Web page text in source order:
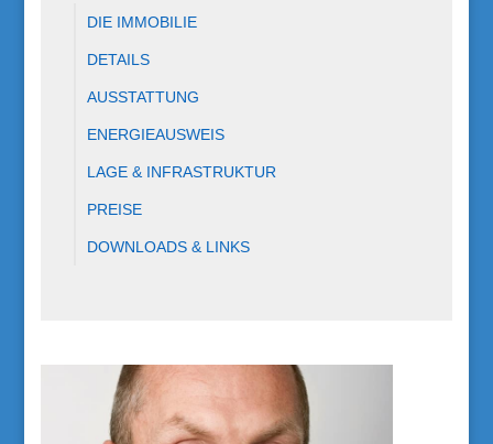
DIE IMMOBILIE
DETAILS
AUSSTATTUNG
ENERGIEAUSWEIS
LAGE & INFRASTRUKTUR
PREISE
DOWNLOADS & LINKS